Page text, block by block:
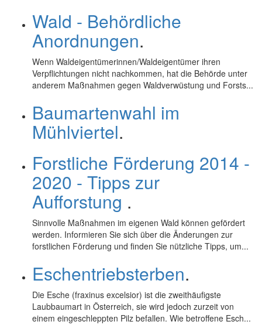
Wald - Behördliche
Anordnungen.
Wenn Waldeigentümerinnen/Waldeigentümer ihren
Verpflichtungen nicht nachkommen, hat die Behörde unter
anderem Maßnahmen gegen Waldverwüstung und Forsts...
Baumartenwahl im
Mühlviertel.
Forstliche Förderung 2014 -
2020 - Tipps zur
Aufforstung .
Sinnvolle Maßnahmen im eigenen Wald können gefördert
werden. Informieren Sie sich über die Änderungen zur
forstlichen Förderung und finden Sie nützliche Tipps, um...
Eschentriebsterben.
Die Esche (fraxinus excelsior) ist die zweithäufigste
Laubbaumart in Österreich, sie wird jedoch zurzeit von
einem eingeschleppten Pilz befallen. Wie betroffene Esch...